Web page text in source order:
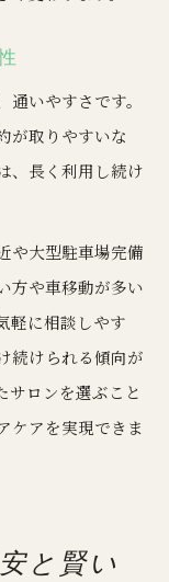
いやすさです。
が取りやすいな
、長く利用し続け
や大型駐車場完備
方や車移動が多い
軽に相談しやす
続けられる傾向が
サロンを選ぶこと
ケアを実現できま
と賢い